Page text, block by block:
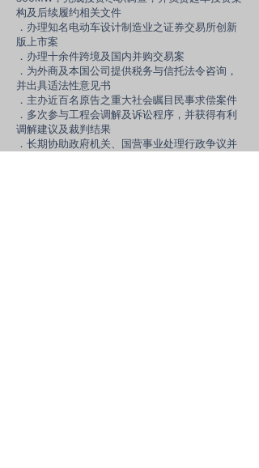
构及后续履约相关文件
．办理知名电动车设计制造业之证券交易所创新
版上市案
．办理十余件跨境及国内并购交易案
．为外商及本国公司提供税务与信托法令咨询，
并出具适法性意见书
．主办近百名原告之重大社会瞩目民事求偿案件
．多次参与工程会调解及诉讼程序，并获得有利
调解建议及裁判结果
．长期协助政府机关、国营事业处理行政争议并